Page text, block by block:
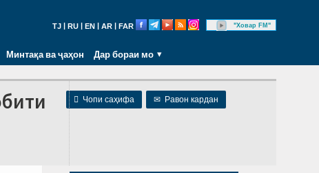
TJ RU EN AR FAR "Ховар FM"
Минтақа ва ҷаҳон Дар бораи мо
 Чопи саҳифа ✉ Равон кардан